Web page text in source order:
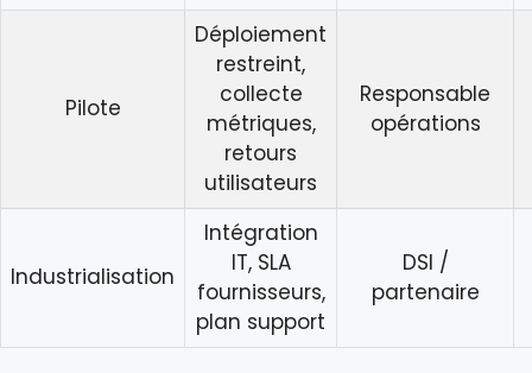
Pilote
Déploiement
restreint,
collecte
métriques,
retours
utilisateurs
Responsable
opérations
Industrialisation
Intégration
IT, SLA
fournisseurs,
plan support
DSI /
partenaire